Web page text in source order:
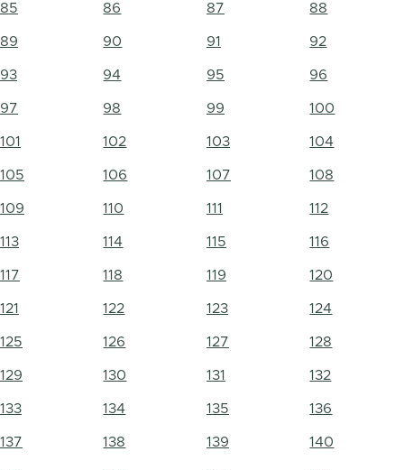
85 86 87 88
89 90 91 92
93 94 95 96
97 98 99 100
101 102 103 104
105 106 107 108
109 110 111 112
113 114 115 116
117 118 119 120
121 122 123 124
125 126 127 128
129 130 131 132
133 134 135 136
137 138 139 140